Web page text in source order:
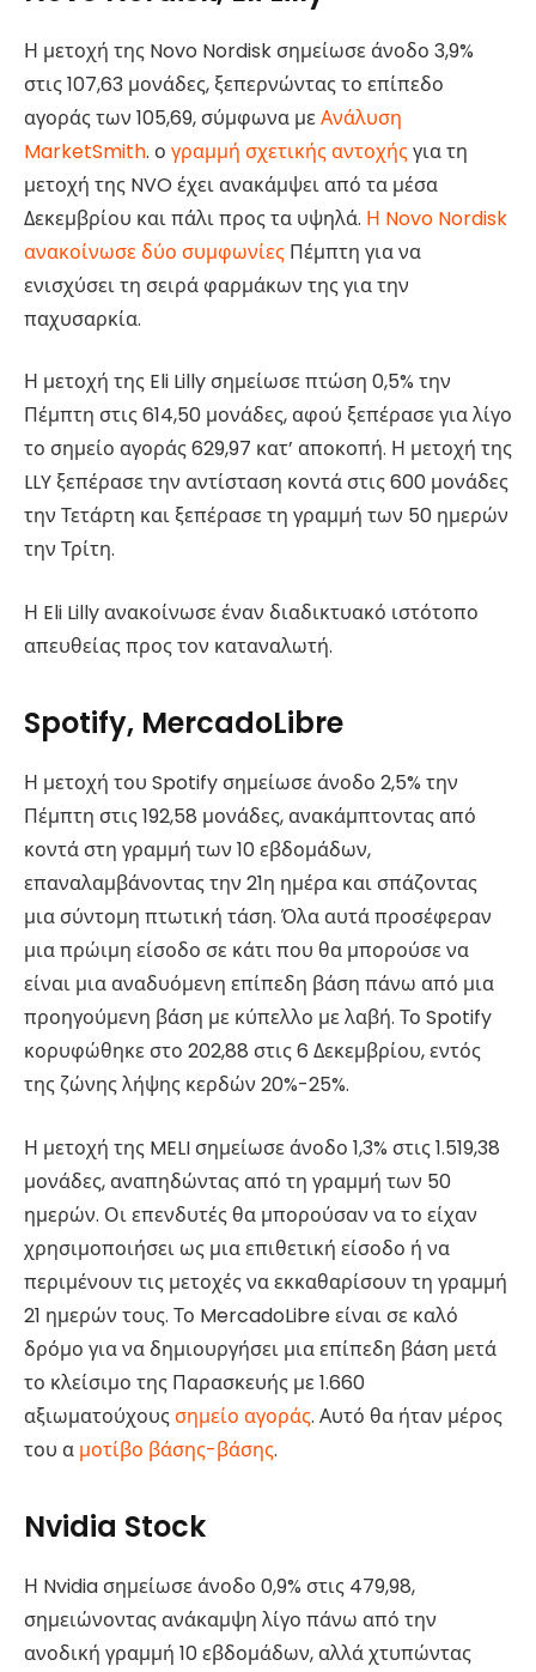
Η μετοχή της Novo Nordisk σημείωσε άνοδο 3,9%
στις 107,63 μονάδες, ξεπερνώντας το επίπεδο
αγοράς των 105,69, σύμφωνα μεΑνάλυση
MarketSmith. ο γραμμή σχετικής αντοχήςγια τη
μετοχή της NVO έχει ανακάμψει από τα μέσα
Δεκεμβρίου και πάλι προς τα υψηλά. Η Novo Nordisk
ανακοίνωσε δύο συμφωνίες Πέμπτη για να
ενισχύσει τη σειρά φαρμάκων της για την
παχυσαρκία.
Η μετοχή της Eli Lilly σημείωσε πτώση 0,5% την
Πέμπτη στις 614,50 μονάδες, αφού ξεπέρασε για λίγο
το σημείο αγοράς 629,97 κατ’ αποκοπή. Η μετοχή της
LLY ξεπέρασε την αντίσταση κοντά στις 600 μονάδες
την Τετάρτη και ξεπέρασε τη γραμμή των 50 ημερών
την Τρίτη.
Η Eli Lilly ανακοίνωσε έναν διαδικτυακό ιστότοπο
απευθείας προς τον καταναλωτή.
Spotify, MercadoLibre
Η μετοχή του Spotify σημείωσε άνοδο 2,5% την
Πέμπτη στις 192,58 μονάδες, ανακάμπτοντας από
κοντά στη γραμμή των 10 εβδομάδων,
επαναλαμβάνοντας την 21η ημέρα και σπάζοντας
μια σύντομη πτωτική τάση. Όλα αυτά προσέφεραν
μια πρώιμη είσοδο σε κάτι που θα μπορούσε να
είναι μια αναδυόμενη επίπεδη βάση πάνω από μια
προηγούμενη βάση με κύπελλο με λαβή. Το Spotify
κορυφώθηκε στο 202,88 στις 6 Δεκεμβρίου, εντός
της ζώνης λήψης κερδών 20%-25%.
Η μετοχή της MELI σημείωσε άνοδο 1,3% στις 1.519,38
μονάδες, αναπηδώντας από τη γραμμή των 50
ημερών. Οι επενδυτές θα μπορούσαν να το είχαν
χρησιμοποιήσει ως μια επιθετική είσοδο ή να
περιμένουν τις μετοχές να εκκαθαρίσουν τη γραμμή
21 ημερών τους. Το MercadoLibre είναι σε καλό
δρόμο για να δημιουργήσει μια επίπεδη βάση μετά
το κλείσιμο της Παρασκευής με 1.660
αξιωματούχουςσημείο αγοράς. Αυτό θα ήταν μέρος
του α μοτίβο βάσης-βάσης.
Nvidia Stock
Η Nvidia σημείωσε άνοδο 0,9% στις 479,98,
σημειώνοντας ανάκαμψη λίγο πάνω από την
ανοδική γραμμή 10 εβδομάδων, αλλά χτυπώντας